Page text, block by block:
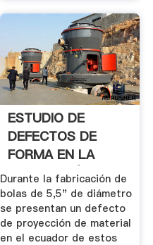
ESTUDIO DE
DEFECTOS DE
FORMA EN LA
FABRICACIÓN DE .
Durante la fabricación de
bolas de 5,5" de diámetro
se presentan un defecto
de proyección de material
en el ecuador de estos